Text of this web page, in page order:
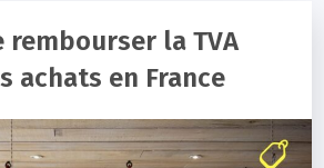
rembourser la TVA
achats en France